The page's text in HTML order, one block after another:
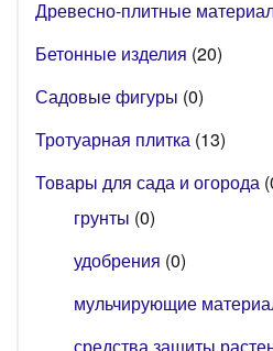
Древесно-плитные
Бетонные изделия (20)
Садовые фигуры (0)
Тротуарная плитка (13)
Товары для сада и огорода
грунты (0)
удобрения (0)
мульчирующие